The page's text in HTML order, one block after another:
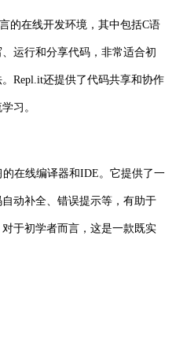
在线开发环境，其中包括C语
运行和分享代码，非常适合初
Repl.it还提供了代码共享和协作
习。
在线编译器和IDE。它提供了一
动补全、错误提示等，有助于
于初学者而言，这是一款既实